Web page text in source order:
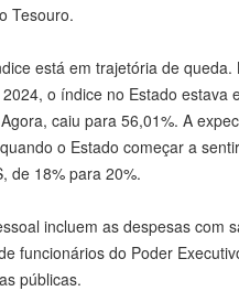
Tesouro.
está em trajetória de queda.
o índice no Estado estava
caiu para 56,01%. A
o Estado começar a
de 18% para 20%.
incluem as despesas com
funcionários do Poder
públicas.